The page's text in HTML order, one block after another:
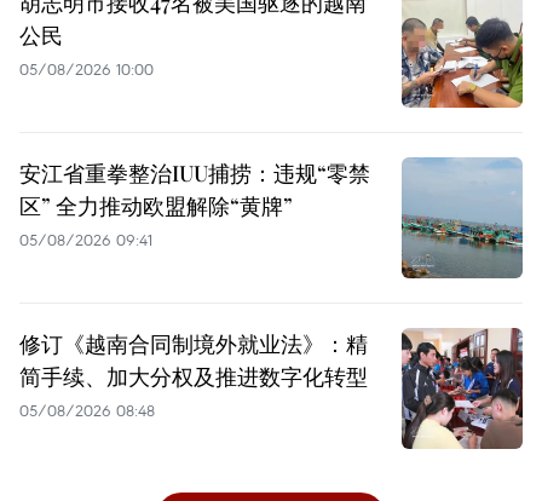
公民
05/08/2026 10:00
安江省重拳整治IUU捕捞：违规“零禁
区” 全力推动欧盟解除“黄牌”
05/08/2026 09:41
修订《越南合同制境外就业法》：精
简手续、加大分权及推进数字化转型
05/08/2026 08:48